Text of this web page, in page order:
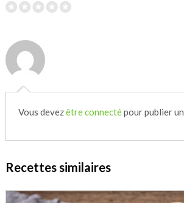
Vous devezêtre connectépour publier
Recettes similaires